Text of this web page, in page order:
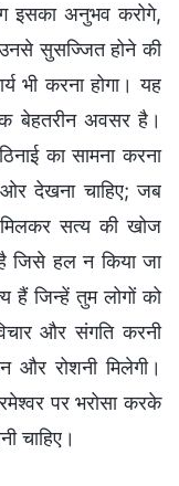
इसका अनुभव करोगे,
सुसज्जित होने की
भी करना होगा। यह
बेहतरीन अवसर है।
का सामना करना
देखना चाहिए; जब
सत्य की खोज
जिसे हल न किया जा
जिन्हें तुम लोगों को
और संगति करनी
और रोशनी मिलेगी।
पर भरोसा करके
चाहिए।